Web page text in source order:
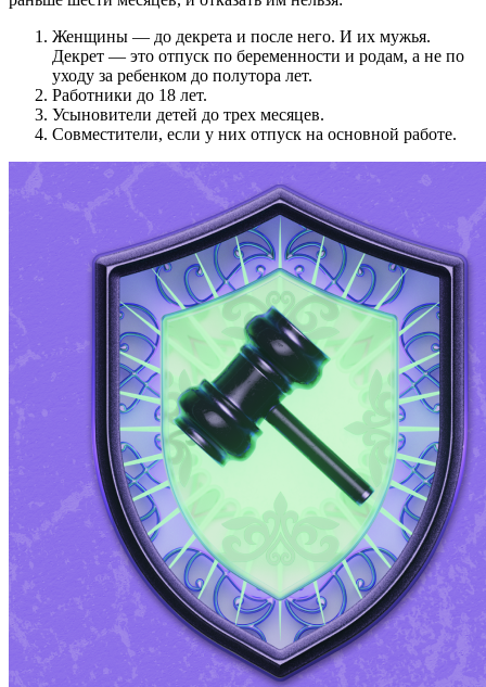
Женщины — до декрета и после него. И их мужья.
Декрет — это отпуск по беременности и родам, а не по
уходу за ребенком до полутора лет.
Работники до 18 лет.
Усыновители детей до трех месяцев.
Совместители, если у них отпуск на основной работе.